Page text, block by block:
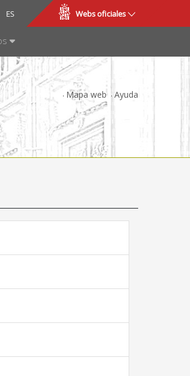
ES
CA Webs oficiales
Mapa web Ayuda